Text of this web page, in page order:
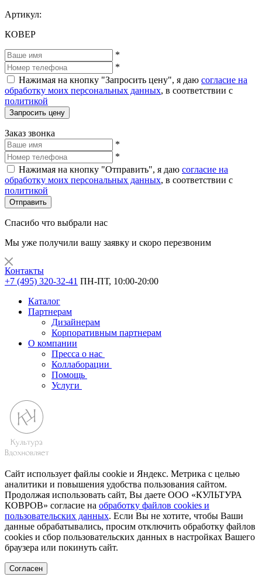
Артикул:
КОВЕР
*
*
Нажимая на кнопку "Запросить цену", я даю согласие на
обработку моих персональных данных, в соответствии с
политикой
Запросить цену
Заказ звонка
*
*
Нажимая на кнопку "Отправить", я даю согласие на
обработку моих персональных данных, в соответствии с
политикой
Отправить
Спасибо что выбрали нас
Мы уже получили вашу заявку и скоро перезвоним
Контакты
+7 (495) 320-32-41 ПН-ПТ, 10:00-20:00
Каталог
Партнерам
Дизайнерам
Корпоративным партнерам
О компании
Пресса о нас
Коллаборации
Помощь
Услуги
Сайт использует файлы cookie и Яндекс. Метрика с целью
аналитики и повышения удобства пользования сайтом.
Продолжая использовать сайт, Вы даете ООО «КУЛЬТУРА
КОВРОВ» согласие на обработку файлов cookies и
пользовательских данных. Если Вы не хотите, чтобы Ваши
данные обрабатывались, просим отключить обработку файлов
cookies и сбор пользовательских данных в настройках Вашего
браузера или покинуть сайт.
Согласен